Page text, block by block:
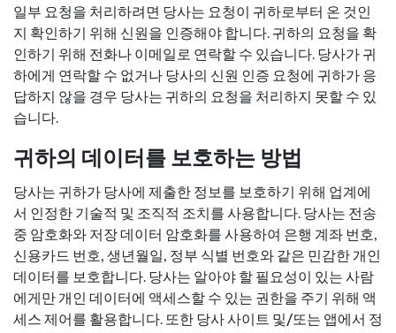
일부 요청을 처리하려면 당사는 요청이 귀하로부터 온 것인
지 확인하기 위해 신원을 인증해야 합니다. 귀하의 요청을 확
인하기 위해 전화나 이메일로 연락할 수 있습니다. 당사가 귀
하에게 연락할 수 없거나 당사의 신원 인증 요청에 귀하가 응
답하지 않을 경우 당사는 귀하의 요청을 처리하지 못할 수 있
습니다.
귀하의 데이터를 보호하는 방법
당사는 귀하가 당사에 제출한 정보를 보호하기 위해 업계에
서 인정한 기술적 및 조직적 조치를 사용합니다. 당사는 전송
중 암호화와 저장 데이터 암호화를 사용하여 은행 계좌 번호,
신용카드 번호, 생년월일, 정부 식별 번호와 같은 민감한 개인
데이터를 보호합니다. 당사는 알아야 할 필요성이 있는 사람
에게만 개인 데이터에 액세스할 수 있는 권한을 주기 위해 액
세스 제어를 활용합니다. 또한 당사 사이트 및/또는 앱에서 정